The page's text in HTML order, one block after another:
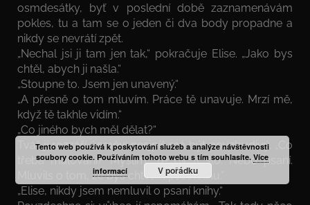
osmdesátky, byť v poslední době zaznamenávám
pokles, tu a tam se o jeden či dva body propadne a
nikdy se nevrátí zpět.
„Nechal jsi ji tam jen tak,“ pokračuje Elise. „Jako bys
chtěl, abych ji našla.“
„Stoupne to. Jsem jen unavený.“
„A přesně o tom mluvím. Práce tě unavuje. Mrzí mě,
když tě takhle vidím.“
„Co jiného bych měl dělat?“
Tvář jí rozzáří úsměv; nesjpíš má být povzbudivý. „Co
třeba malování? Myslím, že by ti šlo. Nebo psaní.
Mluvils o tom, že bys chtěl napsat knihu.“
„Elise, nikdy jsem nemluvil o psaní knihy.“
Tento web používá k poskytování služeb a analýze návštěvnosti
soubory cookie. Používáním tohoto webu s tím souhlasíte.Více
informací
V pořádku